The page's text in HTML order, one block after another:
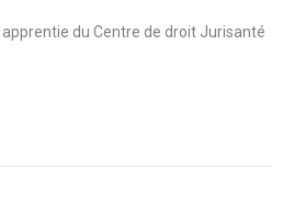
du Centre de droit Jurisanté